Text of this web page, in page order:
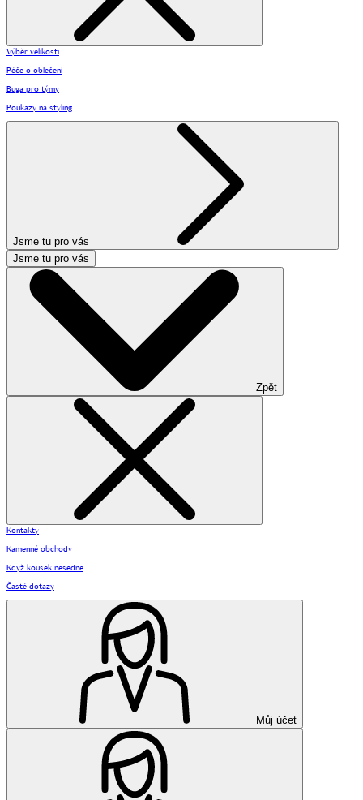
Výběr velikosti
Péče o oblečení
Buga pro týmy
Poukazy na styling
Jsme tu pro vás
Jsme tu pro vás
Zpět
Kontakty
Kamenné obchody
Když kousek nesedne
Časté dotazy
Můj účet